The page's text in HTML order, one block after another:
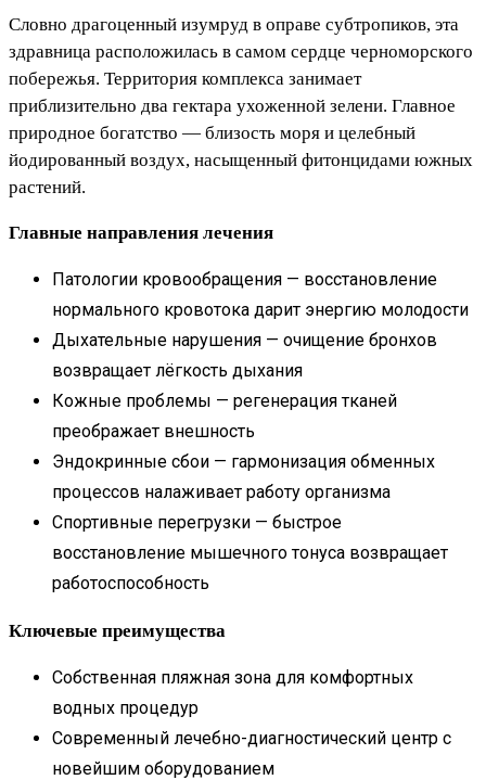
Словно драгоценный изумруд в оправе субтропиков, эта
здравница расположилась в самом сердце черноморского
побережья. Территория комплекса занимает
приблизительно два гектара ухоженной зелени. Главное
природное богатство — близость моря и целебный
йодированный воздух, насыщенный фитонцидами южных
растений.
Главные направления лечения
Патологии кровообращения — восстановление
нормального кровотока дарит энергию молодости
Дыхательные нарушения — очищение бронхов
возвращает лёгкость дыхания
Кожные проблемы — регенерация тканей
преображает внешность
Эндокринные сбои — гармонизация обменных
процессов налаживает работу организма
Спортивные перегрузки — быстрое
восстановление мышечного тонуса возвращает
работоспособность
Ключевые преимущества
Собственная пляжная зона для комфортных
водных процедур
Современный лечебно-диагностический центр с
новейшим оборудованием